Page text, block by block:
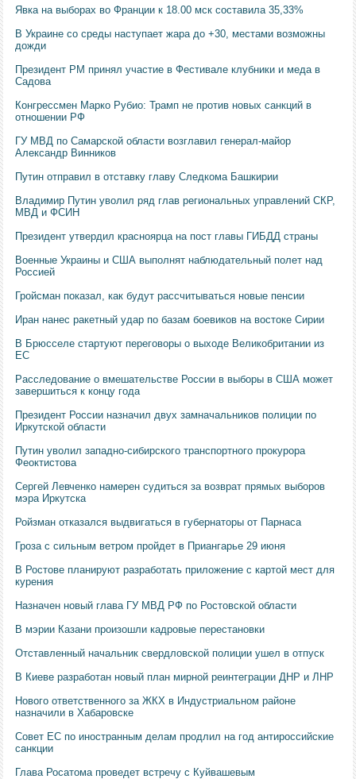
Явка на выборах во Франции к 18.00 мск составила 35,33%
В Украине со среды наступает жара до +30, местами возможны
дожди
Президент РМ принял участие в Фестивале клубники и меда в
Садова
Конгрессмен Марко Рубио: Трамп не против новых санкций в
отношении РФ
ГУ МВД по Самарской области возглавил генерал-майор
Александр Винников
Путин отправил в отставку главу Следкома Башкирии
Владимир Путин уволил ряд глав региональных управлений СКР,
МВД и ФСИН
Президент утвердил красноярца на пост главы ГИБДД страны
Военные Украины и США выполнят наблюдательный полет над
Россией
Гройсман показал, как будут рассчитываться новые пенсии
Иран нанес ракетный удар по базам боевиков на востоке Сирии
В Брюсселе стартуют переговоры о выходе Великобритании из
ЕС
Расследование о вмешательстве России в выборы в США может
завершиться к концу года
Президент России назначил двух замначальников полиции по
Иркутской области
Путин уволил западно-сибирского транспортного прокурора
Феоктистова
Сергей Левченко намерен судиться за возврат прямых выборов
мэра Иркутска
Ройзман отказался выдвигаться в губернаторы от Парнаса
Гроза с сильным ветром пройдет в Приангарье 29 июня
В Ростове планируют разработать приложение с картой мест для
курения
Назначен новый глава ГУ МВД РФ по Ростовской области
В мэрии Казани произошли кадровые перестановки
Отставленный начальник свердловской полиции ушел в отпуск
В Киеве разработан новый план мирной реинтеграции ДНР и ЛНР
Нового ответственного за ЖКХ в Индустриальном районе
назначили в Хабаровске
Совет ЕС по иностранным делам продлил на год антироссийские
санкции
Глава Росатома проведет встречу с Куйвашевым